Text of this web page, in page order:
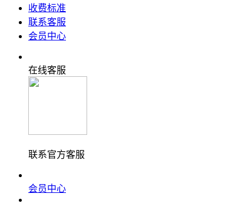
收费标准
联系客服
会员中心
在线客服
联系官方客服
会员中心